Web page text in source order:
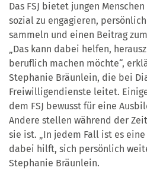
Das FSJ bietet jungen
sozial zu engagieren,
sammeln und einen Beitrag
„Das kann dabei helfen,
beruflich machen möchte“,
Stephanie Bräunlein, die bei
Freiwilligendienste leitet.
dem FSJ bewusst für eine
Andere stellen während der
sie ist. „In jedem Fall ist es
dabei hilft, sich persönlich
Stephanie Bräunlein.